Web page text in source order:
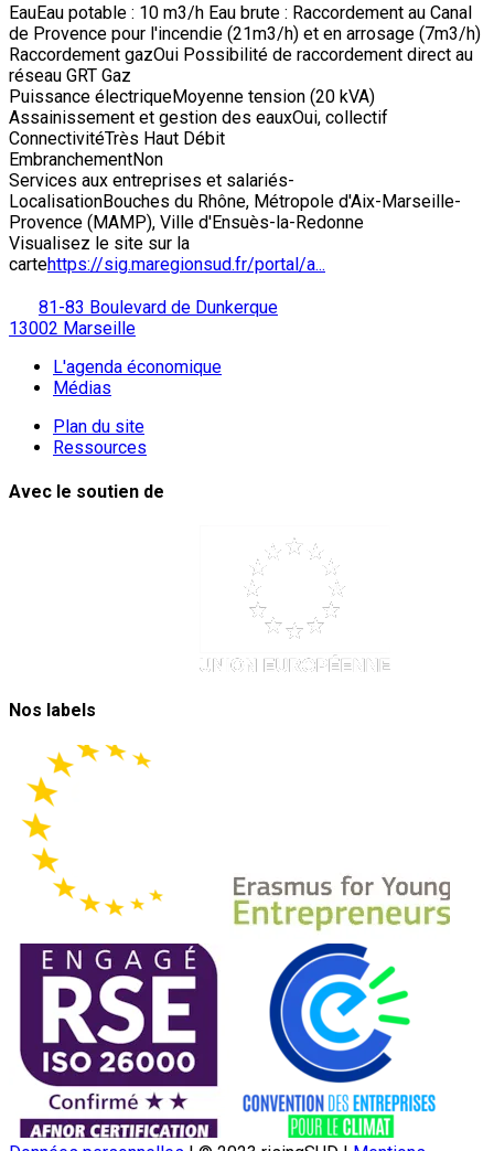
EauEau potable : 10 m3/h Eau brute : Raccordement au Canal
de Provence pour l'incendie (21m3/h) et en arrosage (7m3/h)
Raccordement gazOui Possibilité de raccordement direct au
réseau GRT Gaz
Puissance électriqueMoyenne tension (20 kVA)
Assainissement et gestion des eauxOui, collectif
ConnectivitéTrès Haut Débit
EmbranchementNon
Services aux entreprises et salariés-
LocalisationBouches du Rhône, Métropole d'Aix-Marseille-
Provence (MAMP), Ville d'Ensuès-la-Redonne
Visualisez le site sur la
cartehttps://sig.maregionsud.fr/portal/a...
81-83 Boulevard de Dunkerque
13002 Marseille
L'agenda économique
Médias
Plan du site
Ressources
Avec le soutien de
Nos labels